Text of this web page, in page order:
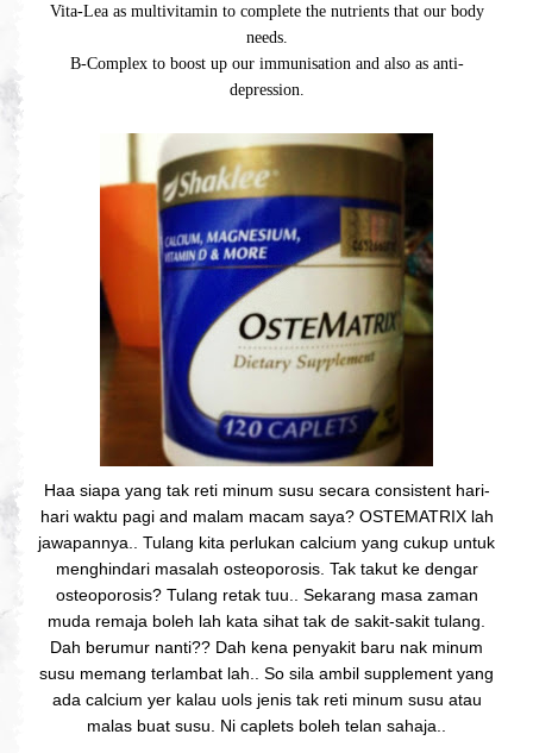
Vita-Lea as multivitamin to complete the nutrients that our body
needs.
B-Complex to boost up our immunisation and also as anti-
depression.
Haa siapa yang tak reti minum susu secara consistent hari-
hari waktu pagi and malam macam saya? OSTEMATRIX lah
jawapannya.. Tulang kita perlukan calcium yang cukup untuk
menghindari masalah osteoporosis. Tak takut ke dengar
osteoporosis? Tulang retak tuu.. Sekarang masa zaman
muda remaja boleh lah kata sihat tak de sakit-sakit tulang.
Dah berumur nanti?? Dah kena penyakit baru nak minum
susu memang terlambat lah.. So sila ambil supplement yang
ada calcium yer kalau uols jenis tak reti minum susu atau
malas buat susu. Ni caplets boleh telan sahaja..